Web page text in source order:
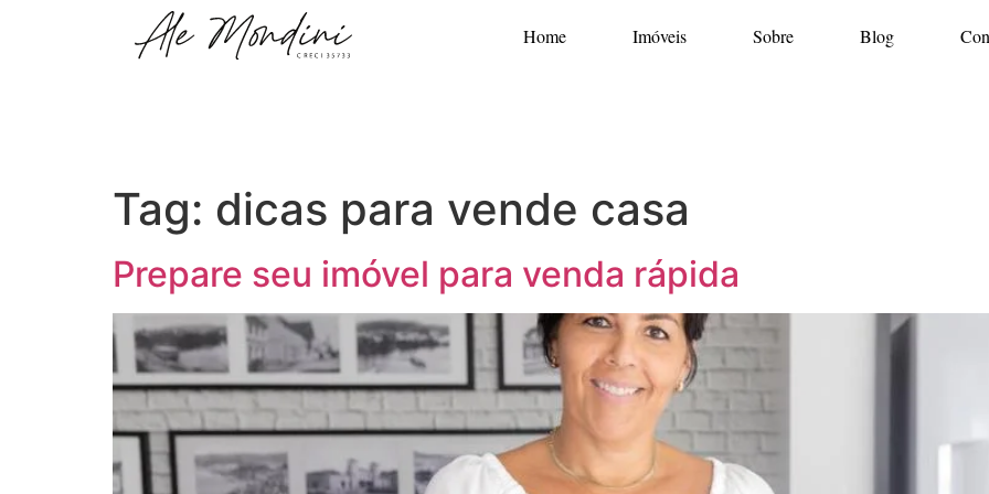
Home Imóveis Sobre Blog
Tag: dicas para vende casa
Prepare seu imóvel para venda rápida